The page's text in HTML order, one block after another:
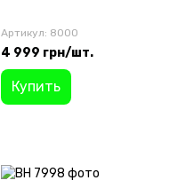
Артикул: 8000
4 999 грн/шт.
Купить